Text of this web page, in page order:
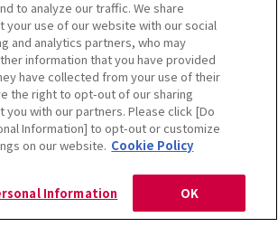
ス
シー
All rights reserved.
to analyze our traffic. We share
your use of our website with our social
and analytics partners, who may
information that you have provided
have collected from your use of their
the right to opt-out of our sharing
you with our partners. Please click [Do
Information] to opt-out or customize
on our website. Cookie Policy
Information OK